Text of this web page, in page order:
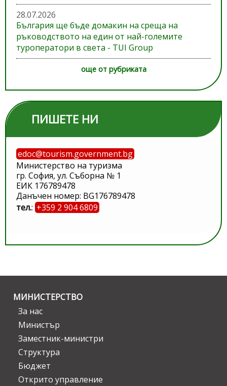
28.07.2026
България ще бъде домакин на среща на
ръководството на един от най-големите
туроператори в света - TUI Group
още от рубриката
ПИШЕТЕ НИ
edoc@tourism.government.bg
Министерство на туризма
гр. София, ул. Съборна № 1
ЕИК 176789478
Данъчен номер: BG176789478
тел.: +359 2 904 6809
МИНИСТЕРСТВО
За нас
Министър
Заместник-министри
Структура
Бюджет
Открито управление